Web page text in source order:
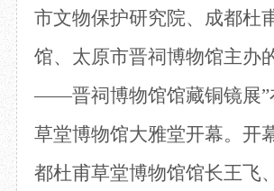
文创 杜甫草堂文创馆
数字文创
IP授权
草堂艺术中心
文创咨询
市文物保护研究院、成都杜
馆、太原市晋祠博物馆主办
——晋祠博物馆馆藏铜镜展”
草堂博物馆大雅堂开幕。开
都杜甫草堂博物馆馆长王飞、